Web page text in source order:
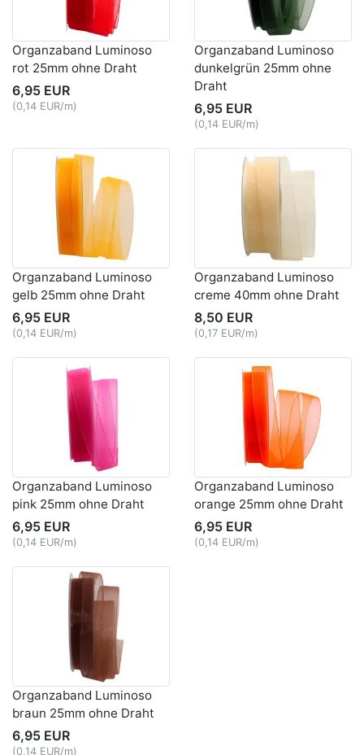
Organzaband Luminoso
rot 25mm ohne Draht
6,95 EUR
(0,14 EUR/m)
Organzaband Luminoso
dunkelgrün 25mm ohne
Draht
6,95 EUR
(0,14 EUR/m)
Organzaband Luminoso
gelb 25mm ohne Draht
6,95 EUR
(0,14 EUR/m)
Organzaband Luminoso
creme 40mm ohne Draht
8,50 EUR
(0,17 EUR/m)
Organzaband Luminoso
pink 25mm ohne Draht
6,95 EUR
(0,14 EUR/m)
Organzaband Luminoso
orange 25mm ohne Draht
6,95 EUR
(0,14 EUR/m)
Organzaband Luminoso
braun 25mm ohne Draht
6,95 EUR
(0,14 EUR/m)